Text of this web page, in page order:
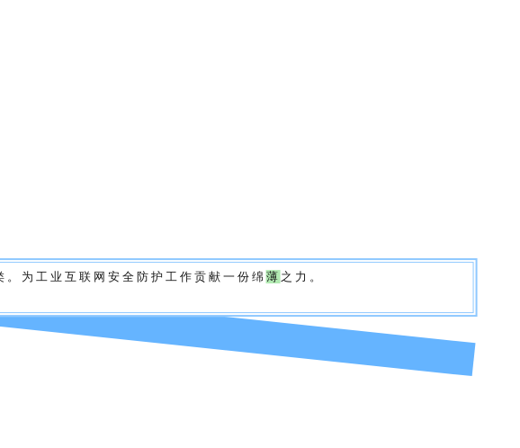
。 为 工 业 互 联 网 安 全 防 护 工 作 贡 献 一 份 绵 薄 之 力 。